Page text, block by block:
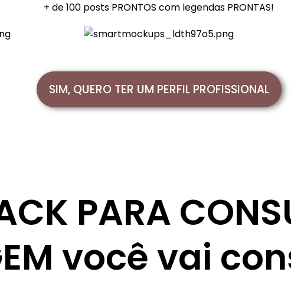
+ de 100 posts PRONTOS com legendas PRONTAS!
SIM, QUERO TER UM PERFIL PROFISSIONAL
PARA
você vai